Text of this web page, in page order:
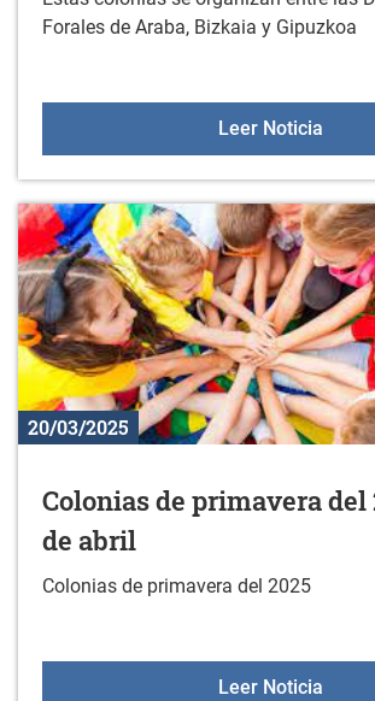
Forales de Araba, Bizkaia y Gipuzkoa
Leer Noticia
20/03/2025
Colonias de primavera del
de abril
Colonias de primavera del 2025
Leer Noticia